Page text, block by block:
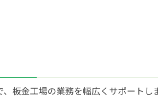
板金工場の業務を幅広くサポートし